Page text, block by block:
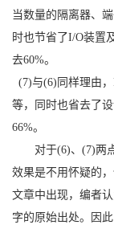
当数量的隔离器、
时也节省了I/O装置
去60%。
(7)与(6)同样理由
等，同时也省去了
66%。
对于(6)、(7)两点
效果是不用怀疑的
文章中出现，编者
字的原始出处。因